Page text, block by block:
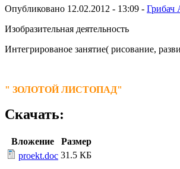
Опубликовано 12.02.2012 - 13:09 - Грибач
Изобразительная деятельность
Интегрированое занятие( рисование,
" ЗОЛОТОЙ ЛИСТОПАД"
Скачать:
Вложение
Размер
proekt.doc 31.5 КБ